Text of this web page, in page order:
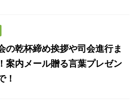
の乾杯締め挨拶や司会進行ま
案内メール贈る言葉プレゼン
！